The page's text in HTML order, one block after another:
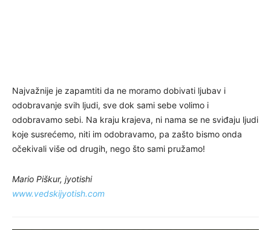
Najvažnije je zapamtiti da ne moramo dobivati ljubav i
odobravanje svih ljudi, sve dok sami sebe volimo i
odobravamo sebi. Na kraju krajeva, ni nama se ne sviđaju ljudi
koje susrećemo, niti im odobravamo, pa zašto bismo onda
očekivali više od drugih, nego što sami pružamo!
Mario Piškur, jyotishi
www.vedskijyotish.com